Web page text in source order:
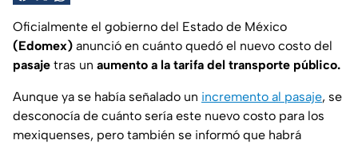
Oficialmente el gobierno del Estado de México
(Edomex) anunció en cuánto quedó el nuevo costo del
pasaje tras un aumento a la tarifa del transporte público.
Aunque ya se había señalado un incremento al pasaje, se
desconocía de cuánto sería este nuevo costo para los
mexiquenses, pero también se informó que habrá